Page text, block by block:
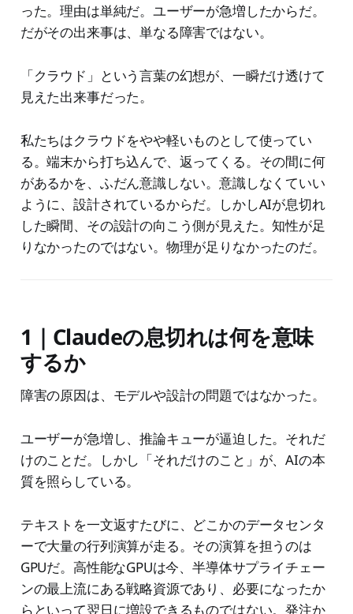
った。理由は単純だ。ユーザーが急増したからだ。
だがその出来事は、単なる障害ではない。
「クラウド」という言葉の幻想が、一瞬だけ透けて
見えた出来事だった。
私たちはクラウドをやや軽いものとして使ってい
る。端末から打ち込んで、返ってくる。その間に何
があるかを、ふだん意識しない。意識しなくていい
ように、設計されているからだ。しかしAIが息切れ
した瞬間、その設計の向こう側が見えた。知性が足
りなかったのではない。物理が足りなかったのだ。
1｜Claudeの息切れは何を意味
するか
障害の原因は、モデルや設計の問題ではなかった。
ユーザーが急増し、推論キューが逼迫した。それだ
けのことだ。しかし「それだけのこと」が、AIの本
質を照らしている。
テキストを一文返すたびに、どこかのデータセンタ
ーで大量の行列演算が走る。その演算を担うのは
GPUだ。高性能なGPUは今、半導体サプライチェー
ンの最上流にある戦略資源であり、必要になったか
らといって翌日に増設できるものではない。発注か